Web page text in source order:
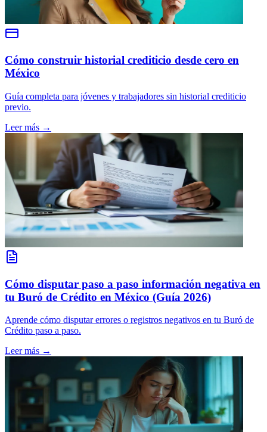
Cómo construir historial crediticio desde cero en
México
Guía completa para jóvenes y trabajadores sin historial crediticio
previo.
Leer más →
Cómo disputar paso a paso información negativa en
tu Buró de Crédito en México (Guía 2026)
Aprende cómo disputar errores o registros negativos en tu Buró de
Crédito paso a paso.
Leer más →